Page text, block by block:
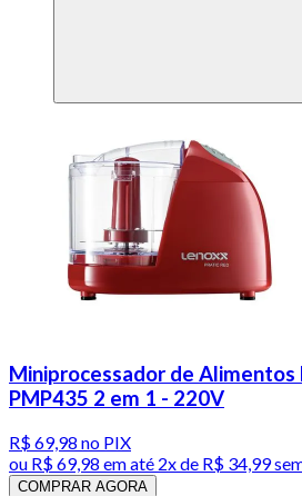
Miniprocessador de Alimentos
PMP435 2 em 1 - 220V
R$ 69,98 no PIX
ou R$ 69,98 em até 2x de R$ 34,99
COMPRAR AGORA